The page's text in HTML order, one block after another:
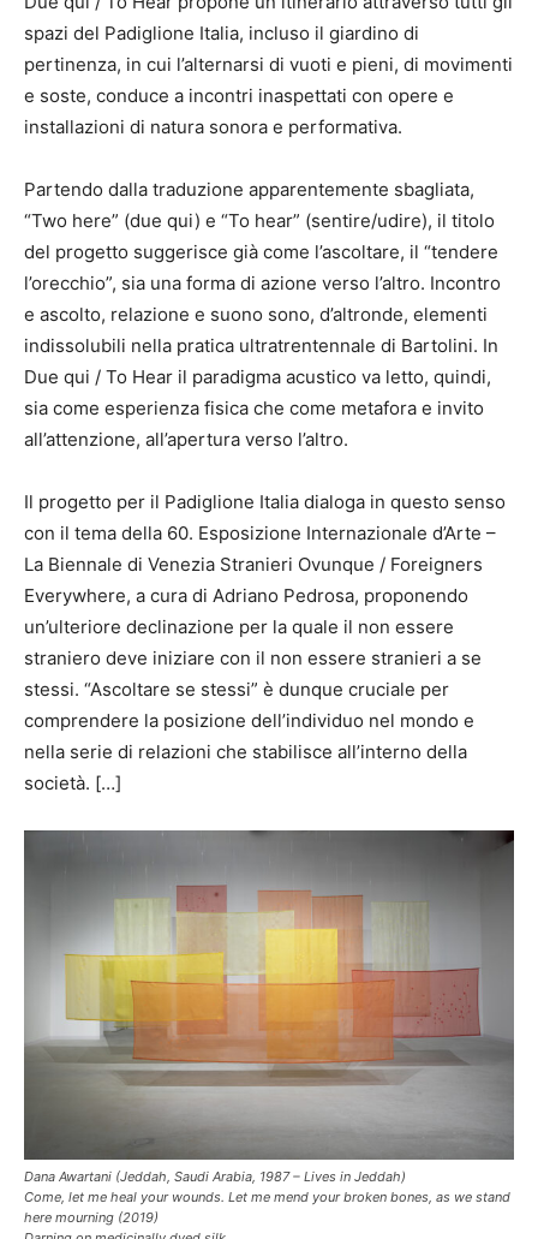
spazi del Padiglione Italia, incluso il giardino di
pertinenza, in cui l’alternarsi di vuoti e pieni, di movimenti
e soste, conduce a incontri inaspettati con opere e
installazioni di natura sonora e performativa.
Partendo dalla traduzione apparentemente sbagliata,
“Two here” (due qui) e “To hear” (sentire/udire), il titolo
del progetto suggerisce già come l’ascoltare, il “tendere
l’orecchio”, sia una forma di azione verso l’altro. Incontro
e ascolto, relazione e suono sono, d’altronde, elementi
indissolubili nella pratica ultratrentennale di Bartolini. In
Due qui / To Hear il paradigma acustico va letto, quindi,
sia come esperienza fisica che come metafora e invito
all’attenzione, all’apertura verso l’altro.
Il progetto per il Padiglione Italia dialoga in questo senso
con il tema della 60. Esposizione Internazionale d’Arte –
La Biennale di Venezia Stranieri Ovunque / Foreigners
Everywhere, a cura di Adriano Pedrosa, proponendo
un’ulteriore declinazione per la quale il non essere
straniero deve iniziare con il non essere stranieri a se
stessi. “Ascoltare se stessi” è dunque cruciale per
comprendere la posizione dell’individuo nel mondo e
nella serie di relazioni che stabilisce all’interno della
società. […]
Dana Awartani (Jeddah, Saudi Arabia, 1987 – Lives in Jeddah)
Come, let me heal your wounds. Let me mend your broken bones, as we stand
here mourning (2019)